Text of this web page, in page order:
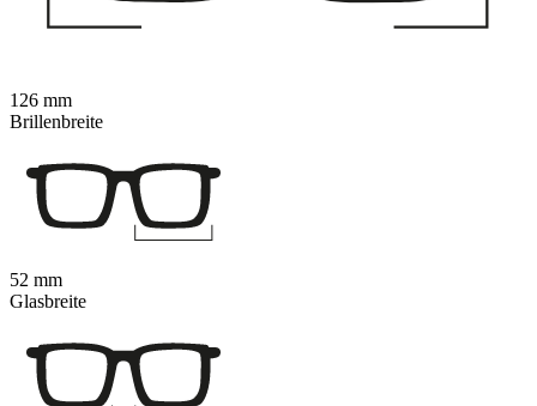
126 mm
Brillenbreite
52 mm
Glasbreite